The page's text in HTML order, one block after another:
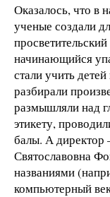
Оказалось, что в
ученые создали
начинающийся
стали учить
разбирали
размышляли над
этикету,
балы. А директор
Святославовна
названиями
компьютерный